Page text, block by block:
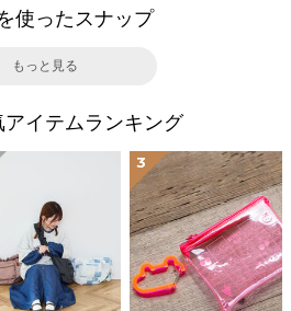
使ったスナップ
もっと見る
イテムランキング
3